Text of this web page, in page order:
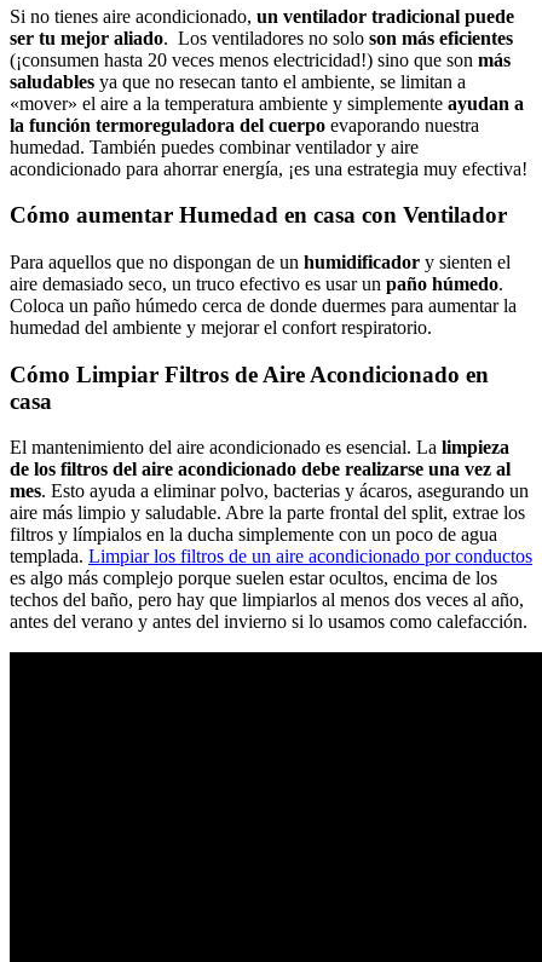
Si no tienes aire acondicionado, un ventilador tradicional puede
ser tu mejor aliado. Los ventiladores no solo son más eficientes
(¡consumen hasta 20 veces menos electricidad!) sino que son más
saludables ya que no resecan tanto el ambiente, se limitan a
«mover» el aire a la temperatura ambiente y simplemente ayudan a
la función termoreguladora del cuerpo evaporando nuestra
humedad. También puedes combinar ventilador y aire
acondicionado para ahorrar energía, ¡es una estrategia muy efectiva!
Cómo aumentar Humedad en casa con Ventilador
Para aquellos que no dispongan de un humidificador y sienten el
aire demasiado seco, un truco efectivo es usar un paño húmedo.
Coloca un paño húmedo cerca de donde duermes para aumentar la
humedad del ambiente y mejorar el confort respiratorio.
Cómo Limpiar Filtros de Aire Acondicionado en
casa
El mantenimiento del aire acondicionado es esencial. La limpieza
de los filtros del aire acondicionado debe realizarse una vez al
mes. Esto ayuda a eliminar polvo, bacterias y ácaros, asegurando un
aire más limpio y saludable. Abre la parte frontal del split, extrae los
filtros y límpialos en la ducha simplemente con un poco de agua
templada. Limpiar los filtros de un aire acondicionado por conductos
es algo más complejo porque suelen estar ocultos, encima de los
techos del baño, pero hay que limpiarlos al menos dos veces al año,
antes del verano y antes del invierno si lo usamos como calefacción.